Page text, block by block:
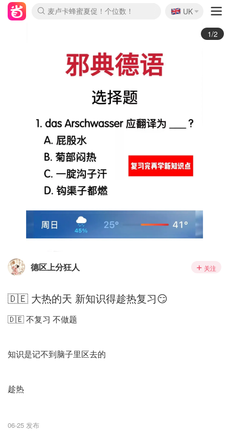
Prada/Miu 4.8折！
🇬🇧
UK
2/2
德区上分狂人 关注
🇩🇪 大热的天 新知识得趁热复习😏
🇩🇪 不复习 不做题
知识是记不到脑子里区去的
趁热
06-25 发布